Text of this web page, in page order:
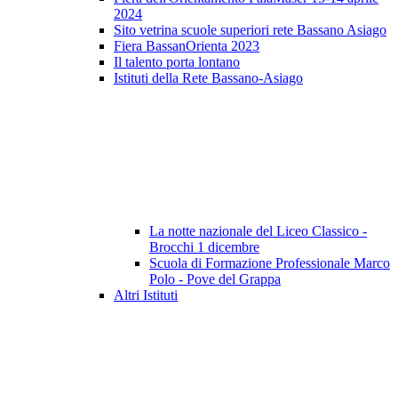
2024
Sito vetrina scuole superiori rete Bassano Asiago
Fiera BassanOrienta 2023
Il talento porta lontano
Istituti della Rete Bassano-Asiago
La notte nazionale del Liceo Classico -
Brocchi 1 dicembre
Scuola di Formazione Professionale Marco
Polo - Pove del Grappa
Altri Istituti